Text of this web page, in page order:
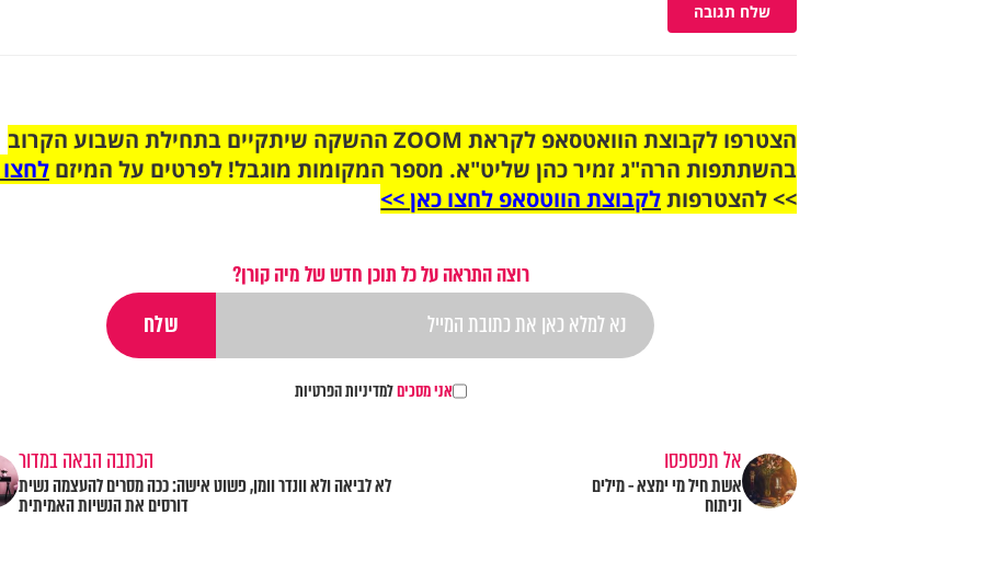
שלח תגובה
הצטרפו לקבוצת הוואטסאפ לקראת ZOOM ההשקה שיתקיים בתחילת השבוע הקרוב
בהשתתפות הרה"ג זמיר כהן שליט"א. מספר המקומות מוגבל! לפרטים על המיזם
>> להצטרפותלקבוצת הווטסאפ לחצו כאן >>
רוצה התראה על כל תוכן חדש של מיה קורן?
אני מסכיםלמדיניות הפרטיות
אל תפספסו
אשת חיל מי ימצא - מילים
וניתוח
הכתבה הבאה במדור
לא לביאה ולא וונדר וומן, פשוט אישה: ככה מסרים להעצמה נשית
דורסים את הנשיות האמיתית